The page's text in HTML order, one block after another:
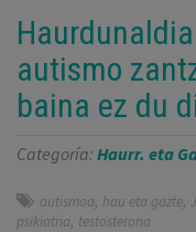
autismo
baina ez du
Categoría: Haurr. eta
autismoa, hau eta gazte,
psikiatria, testosterona